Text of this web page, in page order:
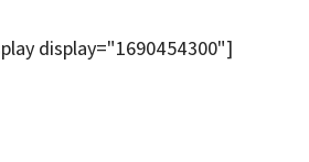
display="1690454300"]